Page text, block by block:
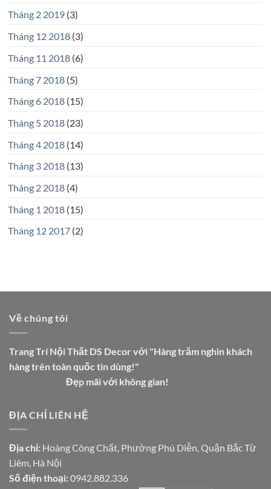
Tháng 2 2019(3)
Tháng 12 2018(3)
Tháng 11 2018(6)
Tháng 7 2018(5)
Tháng 6 2018(15)
Tháng 5 2018(23)
Tháng 4 2018(14)
Tháng 3 2018(13)
Tháng 2 2018(4)
Tháng 1 2018(15)
Tháng 12 2017(2)
Về chúng tôi
Trang Trí Nội Thất DS Decor với "Hàng trăm nghìn khách
hàng trên toàn quốc tin dùng!"
Đẹp mãi với không gian!
ĐỊA CHỈ LIÊN HỆ
Địa chỉ: Hoàng Công Chất, Phường Phú Diễn, Quận Bắc Từ
Liêm, Hà Nội
Số điện thoại: 0942.882.336